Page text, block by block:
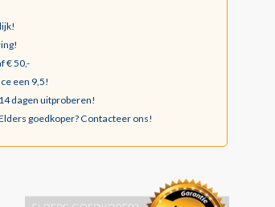
€ 50,-
een 9,5!
dagen uitproberen!
goedkoper? Contacteer ons!